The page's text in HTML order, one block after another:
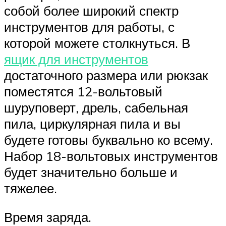
собой более широкий спектр
инструментов для работы, с
которой можете столкнуться. В
ящик для инструментов
достаточного размера или рюкзак
поместятся 12-вольтовый
шуруповерт, дрель, сабельная
пила, циркулярная пила и вы
будете готовы буквально ко всему.
Набор 18-вольтовых инструментов
будет значительно больше и
тяжелее.
Время заряда.